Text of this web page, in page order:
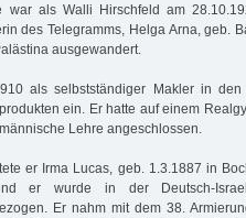
war als Walli Hirschfeld am
des Telegramms, Helga Arna, geb.
ausgewandert.
als selbstständiger Makler in
ein. Er hatte auf einem
Lehre angeschlossen.
er Irma Lucas, geb. 1.3.1887 in
er wurde in der Deutsch-
Er nahm mit dem 38.